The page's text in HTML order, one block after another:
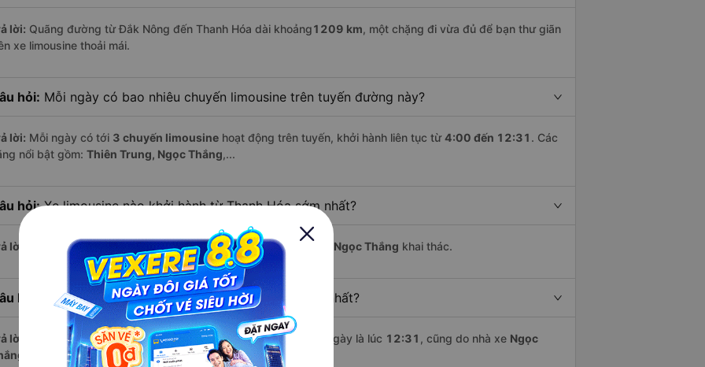
lời: Quãng đường từ Đắk Nông đến Thanh Hóa dài khoảng1209 km, một chặng đi vừa đủ để bạn thư giãn
xe limousine thoải mái.
hỏi: Mỗi ngày có bao nhiêu chuyến limousine trên tuyến đường này?
lời: Mỗi ngày có tới 3 chuyến limousine hoạt động trên tuyến, khởi hành liên tục từ4:00 đến 12:31 . Các
nổi bật gồm: Thiên Trung, Ngọc Thắng,...
hỏi:Xe limousine nào khởi hành từ Thanh Hóa sớm nhất?
lời: Chuyến limousine sớm nhất khởi hành lúc4:00, do nhà xe Ngọc Thắng khai thác.
hỏi: Xe limousine nào khởi hành từ Đắk Nông muộn nhất?
lời: Nếu bạn muốn đi chuyến muộn, lựa chọn cuối cùng trong ngày là lúc 12:31 , cũng do nhà xe Ngọc
vận hành.